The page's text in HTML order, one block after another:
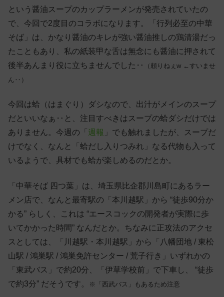
という醤油スープのカップラーメンが発売されていたの
で、今回で2度目のコラボになります。「行列必至の中華
そば」は、かなり醤油のキレが強い醤油推しの鶏清湯だっ
たこともあり、私の紙装甲な舌は無念にも醤油に押されて
後半あんまり役に立ちませんでした‥
（頼りねぇw ←すいませ
ん‥）
今回は蛤（はまぐり）ダシなので、出汁がメインのスープ
だといいなぁ‥と、注目すべきはスープの蛤ダシだけでは
ありません。今週の「 週報 」でも触れましたが、スープだ
けでなく、なんと「蛤だし入りつみれ」なる代物も入って
いるようで、具材でも蛤が楽しめるのだとか。
「中華そば 四つ葉」は、埼玉県比企郡川島町にあるラー
メン店で、なんと最寄駅の「本川越駅」から “徒歩90分か
かる” らしく、これは “エースコックの開発者が実際に歩
いてかかった時間” なんだとか。ちなみに正攻法のアクセ
スとしては、「川越駅・本川越駅」から「八幡団地 / 東松
山駅 / 鴻巣駅 / 鴻巣免許センター / 荒子行き」いずれかの
「東武バス」で約20分、「伊草学校前」で下車し、 “徒歩
で約3分” だそうです。
※「西武バス」もあるため注意